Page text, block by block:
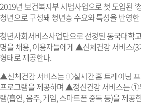
2019년 보건복지부 시범사업으로 첫 도입된
청년으로 구성돼 청년층 수요와 특성을 반영
청년사회서비스사업단으로 선정된 동국대학
명을 채용, 이용자들에게 ▲신체건강 서비스
형태로 제공한다.
▲신체건강 서비스는 ①실시간 홈 트레이닝
프로그램을 제공하며 ▲정신건강 서비스는
램(흡연, 음주, 게임, 스마트폰 중독 등)을 제공